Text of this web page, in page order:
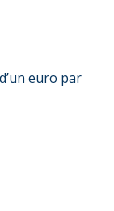
euro par